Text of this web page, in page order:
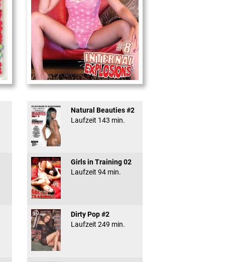
Internal Explosionen
Natural Beauties #2
Laufzeit 143 min.
Girls in Training 02
Laufzeit 94 min.
Dirty Pop #2
Laufzeit 249 min.